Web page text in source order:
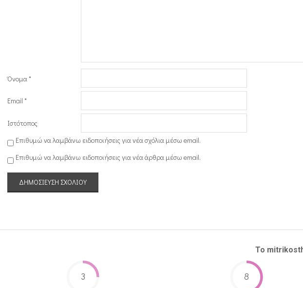
Όνομα *
Email *
Ιστότοπος
Επιθυμώ να λαμβάνω ειδοποιήσεις για νέα σχόλια μέσω email.
Επιθυμώ να λαμβάνω ειδοποιήσεις για νέα άρθρα μέσω email.
Το
3 8